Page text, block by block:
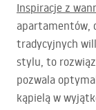
Inspiracje z
apartamentów,
tradycyjnych
stylu, to
pozwala
kąpielą w